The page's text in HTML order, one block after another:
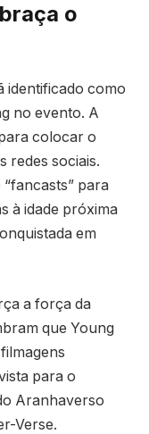
o
identificado como
no evento. A
colocar o
redes sociais.
“fancasts” para
à idade próxima
em
a força da
que Young
para o
Aranhaverso
Verse.